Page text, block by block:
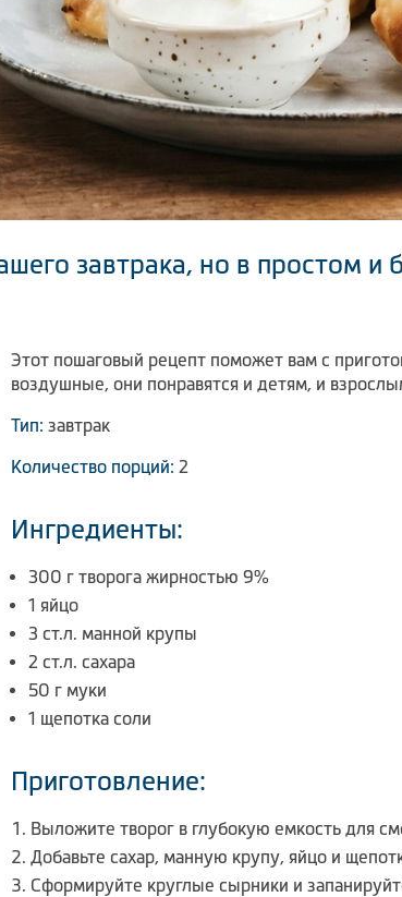
завтрака, но в простом и
Этот пошаговый рецепт поможет вам с
воздушные, они понравятся и детям, и
Тип: завтрак
Количество порций: 2
Ингредиенты:
300 г творога жирностью 9%
1 яйцо
3 ст.л. манной крупы
2 ст.л. сахара
50 г муки
1 щепотка соли
Приготовление:
Выложите творог в глубокую емкость для
Добавьте сахар, манную крупу, яйцо и
Сформируйте круглые сырники и